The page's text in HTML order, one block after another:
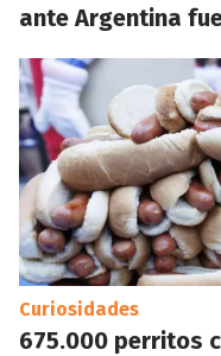
ante Argentina
Curiosidades
675.000 perritos